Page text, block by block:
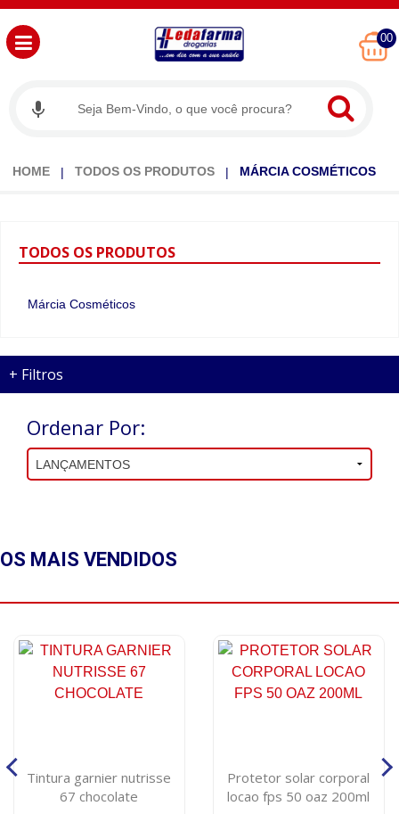
00
HOME TODOS OS PRODUTOS MÁRCIA COSMÉTICOS
TODOS OS PRODUTOS
Márcia Cosméticos
+ Filtros
Ordenar Por:
OS MAIS VENDIDOS
Tintura garnier nutrisse
67 chocolate
Protetor solar corporal
locao fps 50 oaz 200ml